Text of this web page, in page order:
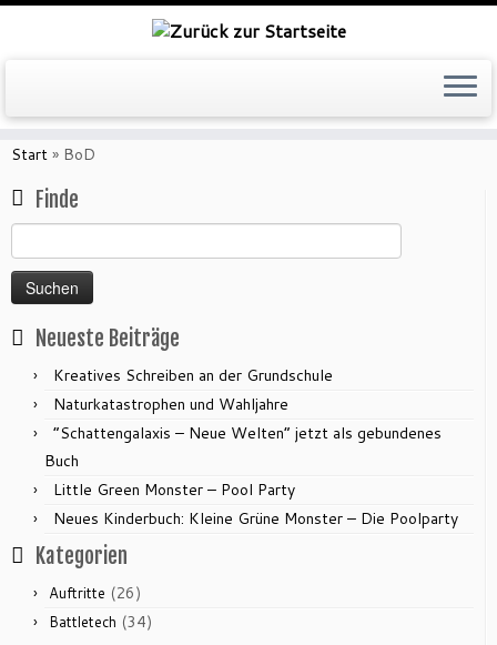
Zum
Inhalt
Start » BoD
Finde
nach:
Neueste Beiträge
Kreatives Schreiben an der Grundschule
Naturkatastrophen und Wahljahre
“Schattengalaxis – Neue Welten” jetzt als gebundenes
Buch
Little Green Monster – Pool Party
Neues Kinderbuch: Kleine Grüne Monster – Die Poolparty
Kategorien
Auftritte (26)
Battletech (34)